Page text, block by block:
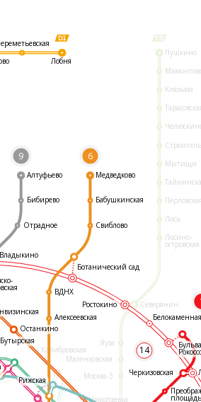
Пушкино
Клязьма
Мытищи
Лось
Лосино-
островская
Северянин
Яуза
Маленковская
Москва-3
Николаевка
Калибровская 14
9 6
Останкино
Медведково
Бабушкинская
Свиблово
ВДНХ
Алексеевская
Рижская
Лобня
Бутырская
Бибирево
Отрадное
Владыкино
Ботанический сад
Алтуфьево
Ростокино
Черкизовская
площадь